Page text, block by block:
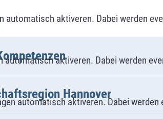
automatisch aktiveren. Dabei werden
aktiveren. Dabei werden
automatisch aktiveren. Dabei
Hannover